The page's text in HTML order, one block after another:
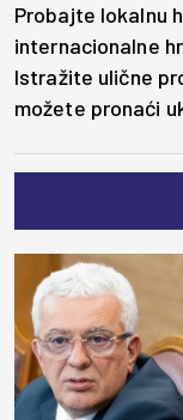
Probajte lokalnu
internacionalne
Istražite ulične
možete pronaći